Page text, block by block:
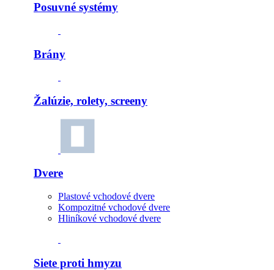
Posuvné systémy
Brány
Žalúzie, rolety, screeny
Dvere
Plastové vchodové dvere
Kompozitné vchodové dvere
Hliníkové vchodové dvere
Siete proti hmyzu